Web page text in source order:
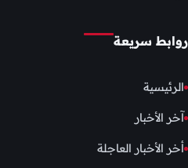
روابط سريعة
الرئيسية
آخر الأخبار
أخر الأخبار العاجلة